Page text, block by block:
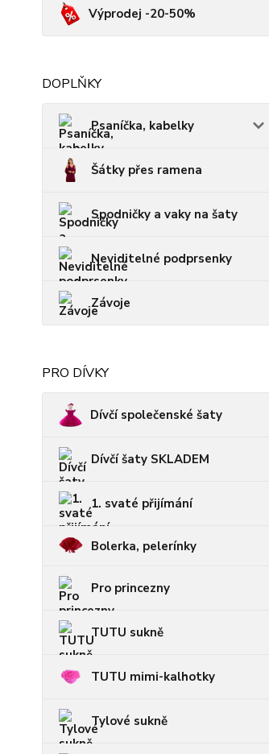
Výprodej -20-50%
DOPLŇKY
Psaníčka, kabelky
Šátky přes ramena
Spodničky a vaky na šaty
Neviditelné podprsenky
Závoje
PRO DÍVKY
Dívčí společenské šaty
Dívčí šaty SKLADEM
1. svaté přijímání
Bolerka, pelerínky
Pro princezny
TUTU sukně
TUTU mimi-kalhotky
Tylové sukně